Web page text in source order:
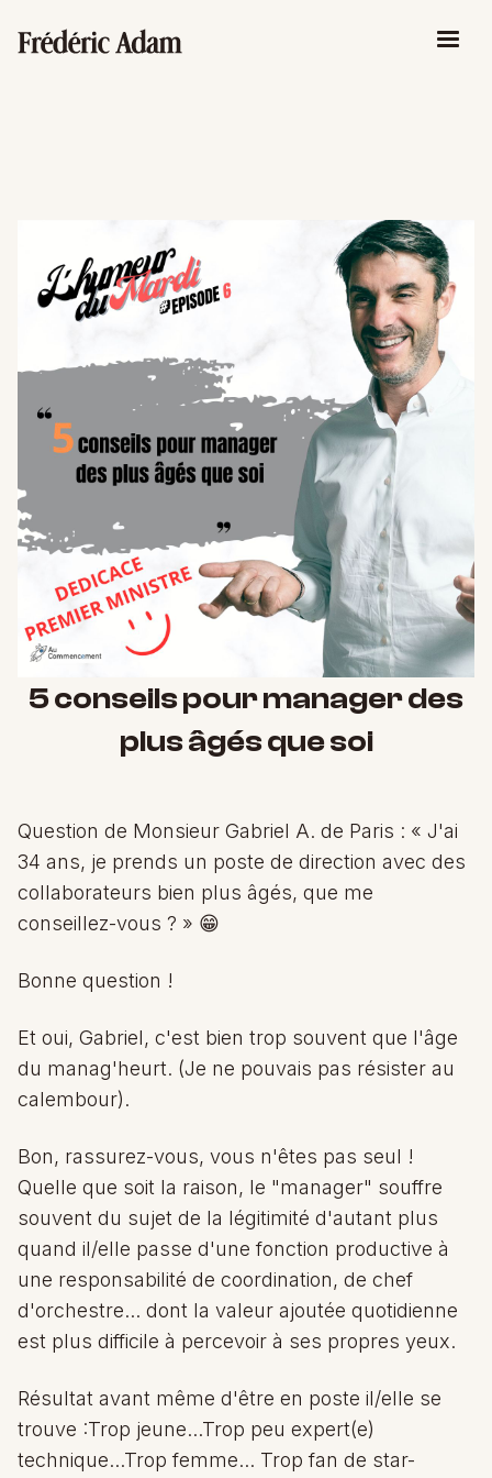
5 conseils pour manager des
plus âgés que soi
Question de Monsieur Gabriel A. de Paris : « J'ai
34 ans, je prends un poste de direction avec des
collaborateurs bien plus âgés, que me
conseillez-vous ? » 😁
Bonne question !
Et oui, Gabriel, c'est bien trop souvent que l'âge
du manag'heurt. (Je ne pouvais pas résister au
calembour).
Bon, rassurez-vous, vous n'êtes pas seul !
Quelle que soit la raison, le "manager" souffre
souvent du sujet de la légitimité d'autant plus
quand il/elle passe d'une fonction productive à
une responsabilité de coordination, de chef
d'orchestre... dont la valeur ajoutée quotidienne
est plus difficile à percevoir à ses propres yeux.
Résultat avant même d'être en poste il/elle se
trouve :Trop jeune...Trop peu expert(e)
technique...Trop femme... Trop fan de star-